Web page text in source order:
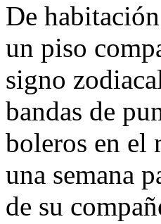
De
un piso
signo
bandas de
boleros en el
una semana
de su